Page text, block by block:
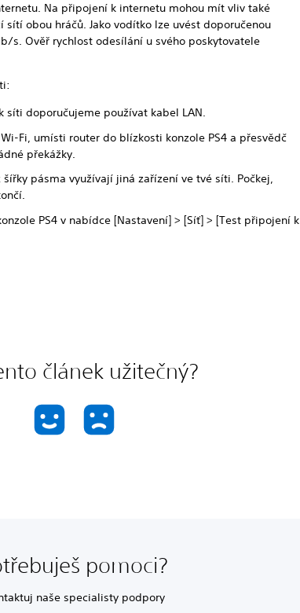
Na připojení k internetu mohou mít vliv také
obou hráčů. Jako vodítko lze uvést doporučenou
s. Ověř rychlost odesílání u svého poskytovatele
síti doporučujeme používat kabel LAN.
Fi, umísti router do blízkosti konzole PS4 a přesvědč
překážky.
šířky pásma využívají jiná zařízení ve tvé síti. Počkej,
PS4 v nabídce [Nastavení] > [Síť] > [Test připojení k
článek užitečný?
pomoci?
naše specialisty podpory